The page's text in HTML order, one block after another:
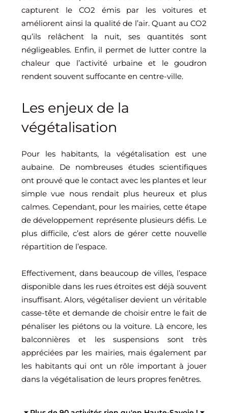
capturent le CO2 émis par les voitures et
améliorent ainsi la qualité de l’air. Quant au CO2
qu’ils relâchent la nuit, ses quantités sont
négligeables. Enfin, il permet de lutter contre la
chaleur que l’activité urbaine et le goudron
rendent souvent suffocante en centre-ville.
Les enjeux de la
végétalisation
Pour les habitants, la végétalisation est une
aubaine. De nombreuses études scientifiques
ont prouvé que le contact avec les plantes et leur
simple vue nous rendait plus heureux et plus
calmes. Cependant, pour les mairies, cette étape
de développement représente plusieurs défis. Le
plus difficile, c’est alors de gérer cette nouvelle
répartition de l’espace.
Effectivement, dans beaucoup de villes, l’espace
disponible dans les rues étroites est déjà souvent
insuffisant. Alors, végétaliser devient un véritable
casse-tête et demande de choisir entre le fait de
pénaliser les piétons ou la voiture. Là encore, les
balconnières et les suspensions sont très
appréciées par les mairies, mais également par
les habitants qui ont un rôle important à jouer
dans la végétalisation de leurs propres fenêtres.